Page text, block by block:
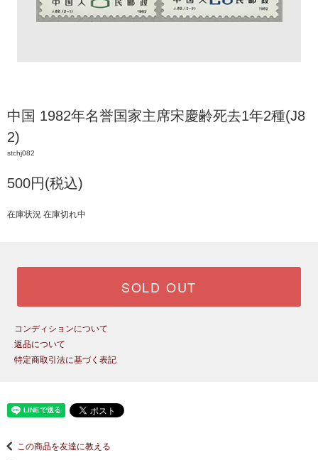
中国 1982年名誉国家主席宋慶齢死去1年2種(J8
2)
stchj082
500円(税込)
在庫状況 在庫切れ中
SOLD OUT
コンディションについて
返品について
特定商取引法に基づく表記
この商品を友達に教える